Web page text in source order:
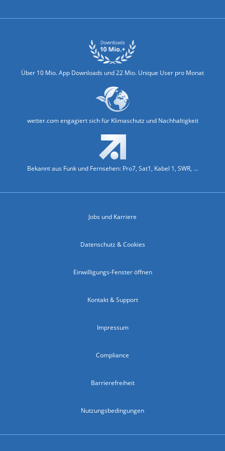
Über 10 Mio. App Downloads und 22 Mio. Unique User pro Monat
wetter.com engagiert sich für Klimaschutz und Nachhaltigkeit
Bekannt aus Funk und Fernsehen: Pro7, Sat1, Kabel 1, SWR, ...
Jobs und Karriere
Datenschutz & Cookies
Einwilligungs-Fenster öffnen
Kontakt & Support
Impressum
Compliance
Barrierefreiheit
Nutzungsbedingungen